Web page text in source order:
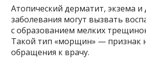
Атопический дерматит, экзема
заболевания могут вызвать
с образованием мелких
Такой тип «морщин» — признак
обращения к врачу.